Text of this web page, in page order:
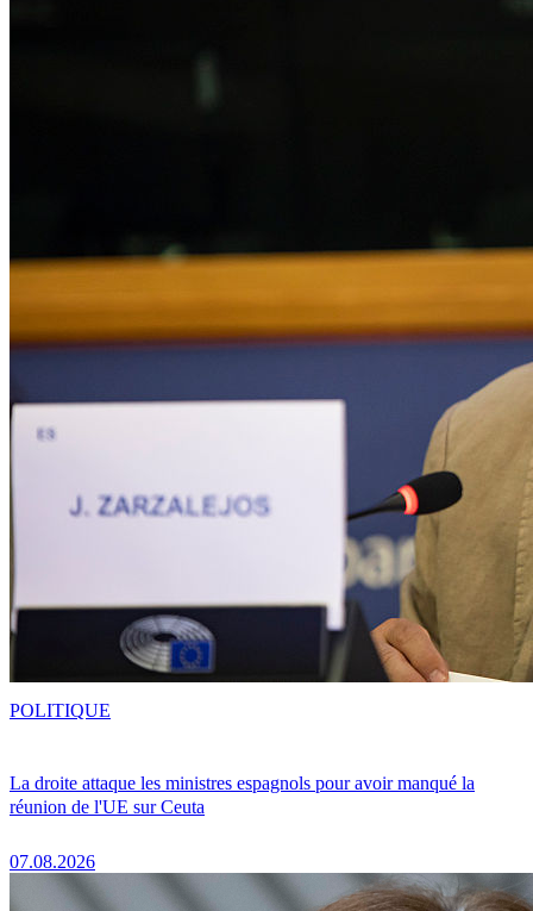
La droite attaque les ministres espagnols pour avoir manqué la
réunion de l'UE sur Ceuta
07.08.2026
POLITIQUE